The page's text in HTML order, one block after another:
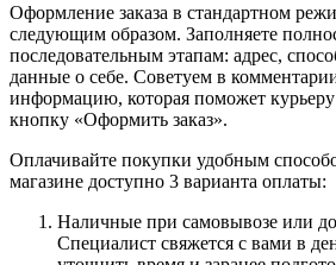
Оформление заказа в стандартном
следующим образом. Заполняете
последовательным этапам: адрес,
данные о себе. Советуем в
информацию, которая поможет
кнопку «Оформить заказ».
Оплачивайте покупки удобным
магазине доступно 3 варианта оплаты:
Наличные при самовывозе или
Специалист свяжется с вами в